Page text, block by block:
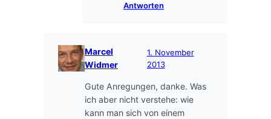
Antworten
Marcel
Widmer
1. November
2013
Gute Anregungen, danke. Was
ich aber nicht verstehe: wie
kann man sich von einem